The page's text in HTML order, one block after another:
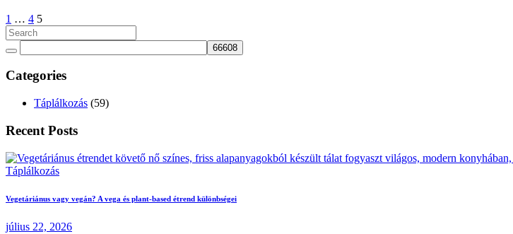
1 … 4 5
Categories
Táplálkozás (59)
Recent Posts
Táplálkozás
Vegetáriánus vagy vegán? A vega és plant-based étrend különbségei
július 22, 2026